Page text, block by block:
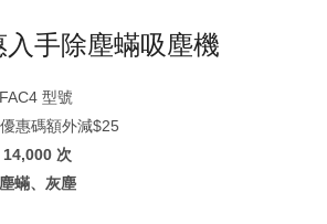
手除塵蟎吸塵機
型號
惠碼額外減$25
次
蟎、灰塵